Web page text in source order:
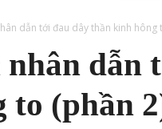
dẫn tới đau dây thần kinh hông
dẫn
to (phần